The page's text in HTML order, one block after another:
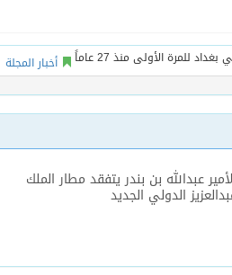
أخبار المجلة
عبدالله بن بندر يتفقد مطار الملك
الدولي الجديد